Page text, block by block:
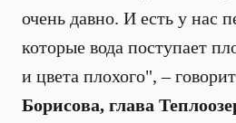
очень давно. И есть у нас
которые вода поступает
и цвета плохого", – говорит
Борисова, глава